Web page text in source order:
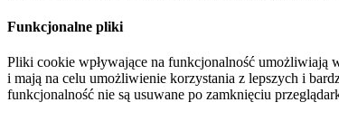
Funkcjonalne pliki
Pliki cookie wpływające na funkcjonalność
i mają na celu umożliwienie korzystania z lepszych i
funkcjonalność nie są usuwane po zamknięciu